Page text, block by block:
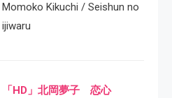
Momoko Kikuchi / Seishun no
ijiwaru
「HD」北岡夢子 恋心